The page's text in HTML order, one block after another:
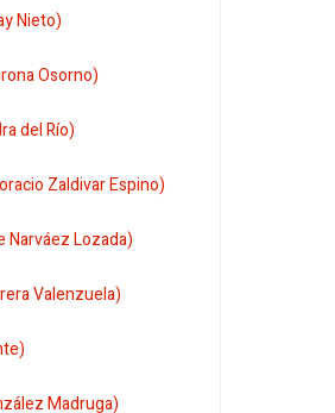
Nieto)
Osorno)
del Río)
Zaldivar Espino)
Narváez Lozada)
Valenzuela)
Madruga)